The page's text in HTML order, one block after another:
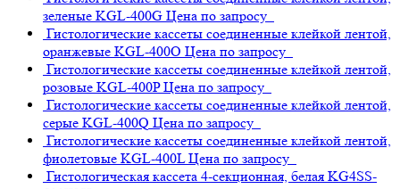
зеленые KGL-400G Цена по запросу
Гистологические кассеты соединенные клейкой лентой,
оранжевые KGL-400O Цена по запросу
Гистологические кассеты соединенные клейкой лентой,
розовые KGL-400P Цена по запросу
Гистологические кассеты соединенные клейкой лентой,
серые KGL-400Q Цена по запросу
Гистологические кассеты соединенные клейкой лентой,
фиолетовые KGL-400L Цена по запросу
Гистологическая кассета 4-секционная, белая KG4SS-